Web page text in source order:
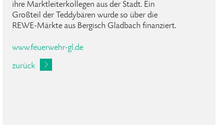
ihre Marktleiterkollegen aus der Stadt. Ein
Großteil der Teddybären wurde so über die
REWE-Märkte aus Bergisch Gladbach finanziert.
www.feuerwehr-gl.de
zurück